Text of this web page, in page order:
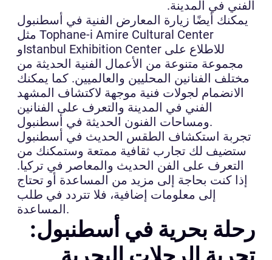
الفني في المدينة.
يمكنك أيضًا زيارة المعارض الفنية في أسطنبول
مثل Tophane-i Amire Cultural Center
وIstanbul Exhibition Center للاطلاع على
مجموعة متنوعة من الأعمال الفنية الحديثة من
مختلف الفنانين المحليين والعالميين. كما يمكنك
الانضمام لجولات فنية موجهة لاكتشاف المشهد
الفني في المدينة والتعرف على الفنانين
ومساحات الفنون الحديثة في أسطنبول.
تجربة استكشاف الطقس الحديث في أسطنبول
ستضيف لك تجارب ثقافية ممتعة وستمكنك من
التعرف على الفن الحديث والمعاصر في تركيا.
إذا كنت بحاجة إلى مزيد من المساعدة أو تحتاج
إلى معلومات إضافية، فلا تتردد في طلب
المساعدة.
رحلة بحرية في أسطنبول: